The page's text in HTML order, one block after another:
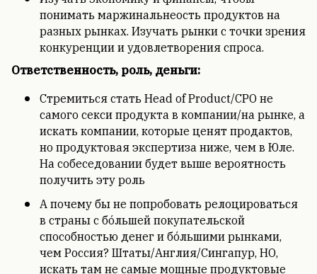
понимать маржинальнеость продуктов на
разных рынках. Изучать рынки с точки зрения
конкуренции и удовлетворения спроса.
Ответственность, роль, деньги:
Стремиться стать Head of Product/CPO не
самого секси продукта в компании/на рынке, а
искать компании, которые ценят продактов,
но продуктовая экспертиза ниже, чем в Юле.
На собеседовании будет выше вероятность
получить эту роль
А почему бы не попробовать релоцироваться
в страны с бóльшей покупательской
способностью денег и бóльшими рынками,
чем Россия? Штаты/Англия/Сингапур, НО,
искать там не самые мощные продуктовые